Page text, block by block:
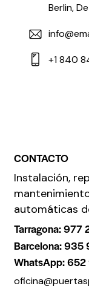
Berlin,
+1 840
CONTACTO
Instalación,
automáticas
Tarragona: 977
Barcelona:
WhatsApp: